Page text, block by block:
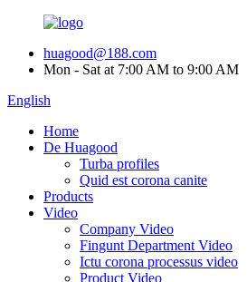
huagood@188.com
Mon - Sat at 7:00 AM to 9:00 AM
English
Home
De Huagood
Turba profiles
Quid est corona canite
Products
Video
Company Video
Fingunt Department Video
Ictu corona processus video
Product Video